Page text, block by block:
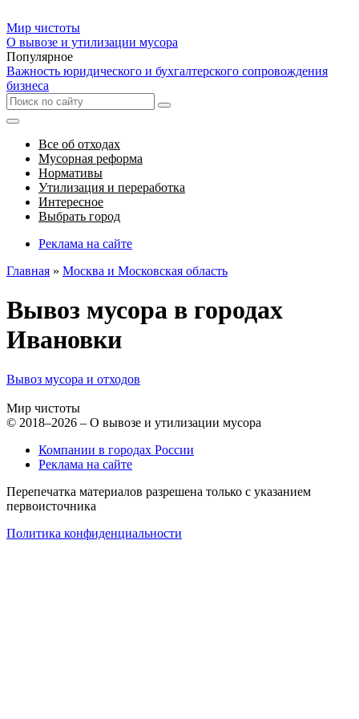
Мир чистоты
О вывозе и утилизации мусора
Популярное
Важность юридического и бухгалтерского сопровождения
бизнеса
Все об отходах
Мусорная реформа
Нормативы
Утилизация и переработка
Интересное
Выбрать город
Реклама на сайте
Главная » Москва и Московская область
Вывоз мусора в городах
Ивановки
Вывоз мусора и отходов
Мир чистоты
© 2018–2026 – О вывозе и утилизации мусора
Компании в городах России
Реклама на сайте
Перепечатка материалов разрешена только с указанием
первоисточника
Политика конфиденциальности